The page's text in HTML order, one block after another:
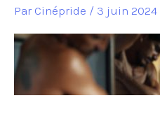
Par Cinépride / 3 juin 2024